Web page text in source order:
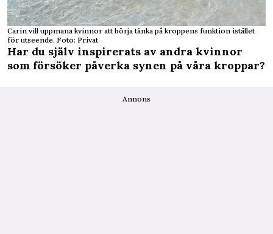
Carin vill uppmana kvinnor att börja tänka på kroppens funktion istället
för utseende. Foto: Privat
Har du själv inspirerats av andra kvinnor
som försöker påverka synen på våra kroppar?
Annons